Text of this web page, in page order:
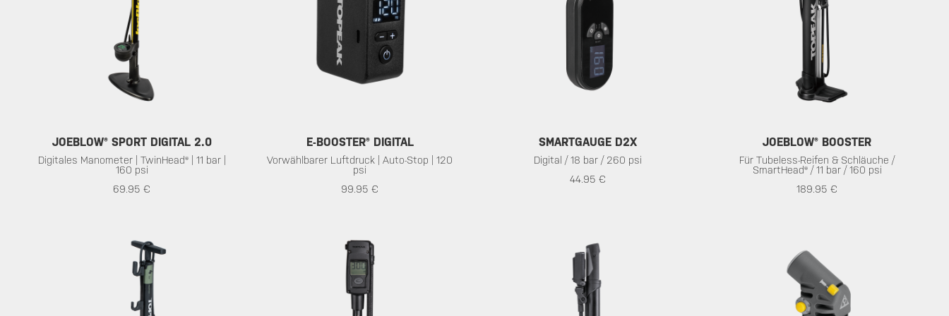
JOEBLOW® SPORT DIGITAL 2.0
Digitales Manometer | TwinHead® | 11 bar |
160 psi
69.95 €
E-BOOSTER® DIGITAL
Vorwählbarer Luftdruck | Auto-Stop | 120
psi
99.95 €
SMARTGAUGE D2X
Digital / 18 bar / 260 psi
44.95 €
JOEBLOW® BOOSTER
Für Tubeless-Reifen & Schläuche /
SmartHead® / 11 bar / 160 psi
189.95 €